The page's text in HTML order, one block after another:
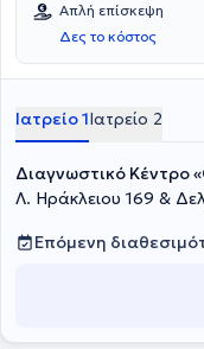
Απλή επίσκεψη
Δες το κόστος
Ιατρείο 1Ιατρείο 2
Διαγνωστικό Κέντρο
Λ. Ηράκλειου 169 &
Επόμενη